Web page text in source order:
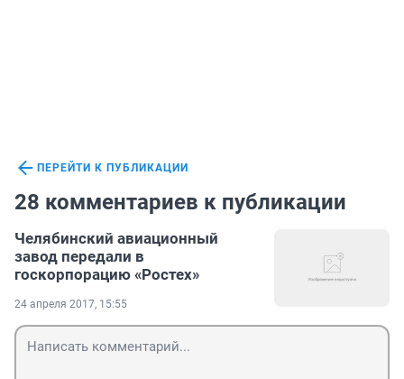
ПЕРЕЙТИ К ПУБЛИКАЦИИ
28 комментариев к публикации
Челябинский авиационный
завод передали в
госкорпорацию «Ростех»
24 апреля 2017, 15:55